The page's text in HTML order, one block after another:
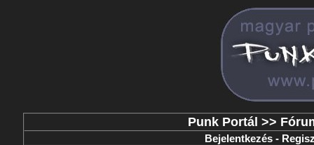
Punk Portál >>
Bejelentkezés -